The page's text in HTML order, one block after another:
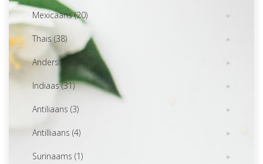
Mexicaans (20)
Thais (38)
Anders (122)
Indiaas (31)
Antiliaans (3)
Antilliaans (4)
Surinaams (1)